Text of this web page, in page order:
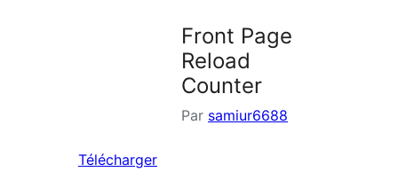
Front Page
Reload
Counter
Par samiur6688
Télécharger